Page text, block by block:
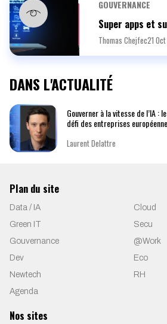
GOUVERNANCE
Super apps et
Thomas Chejfec21 Oct
DANS L'ACTUALITÉ
Gouverner à la vitesse de l’IA :
défi des entreprises
Laurent Delattre
Plan du site
Data / IA
Cloud
Green IT
Secu
Gouvernance
@Work
Dev
Eco
Newtech
RH
Agenda
Nos sites